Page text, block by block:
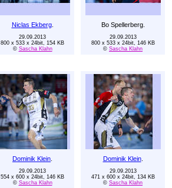
Niclas Ekberg. Bo Spellerberg.
29.09.2013
800 x 533 x 24bit, 154 KB
© Sascha Klahn
29.09.2013
800 x 533 x 24bit, 146 KB
© Sascha Klahn
Dominik Klein Dominik Klein.
29.09.2013
554 x 600 x 24bit, 146 KB
© Sascha Klahn
29.09.2013
471 x 600 x 24bit, 134 KB
© Sascha Klahn